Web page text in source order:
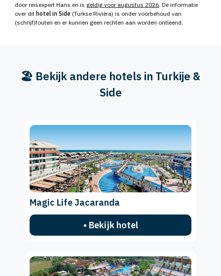
door reisexpert Hans en is geldig voor augustus 2026 . De informatie
over dit hotel in Side (Turkse Rivièra) is onder voorbehoud van
(schrijf)fouten en er kunnen geen rechten aan worden ontleend.
🏖️ Bekijk andere hotels in Turkije &
Side
Magic Life Jacaranda
• Bekijk hotel